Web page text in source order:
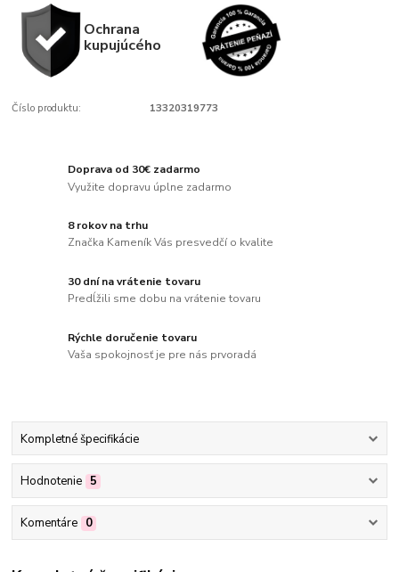
Ochrana
kupujúcého
Číslo produktu: 13320319773
Doprava od 30€ zadarmo
Využite dopravu úplne zadarmo
8 rokov na trhu
Značka Kameník Vás presvedčí o kvalite
30 dní na vrátenie tovaru
Predĺžili sme dobu na vrátenie tovaru
Rýchle doručenie tovaru
Vaša spokojnosť je pre nás prvoradá
Kompletné špecifikácie
Hodnotenie 5
Komentáre 0